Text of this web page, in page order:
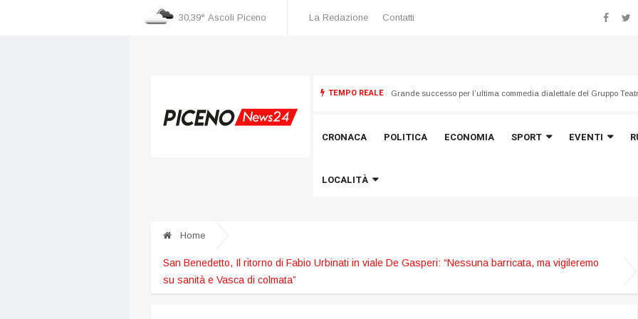
30,39° Ascoli Piceno La Redazione Contatti
TEMPO REALE
Emergenza maltempo del 21 luglio, avviata la ricognizione dei
CRONACA POLITICA ECONOMIA SPORT EVENTI
LOCALITÀ
Home
San Benedetto, Il ritorno di Fabio Urbinati in viale De Gasperi: “Nessuna barricata, ma vigileremo
su sanità e Vasca di colmata”